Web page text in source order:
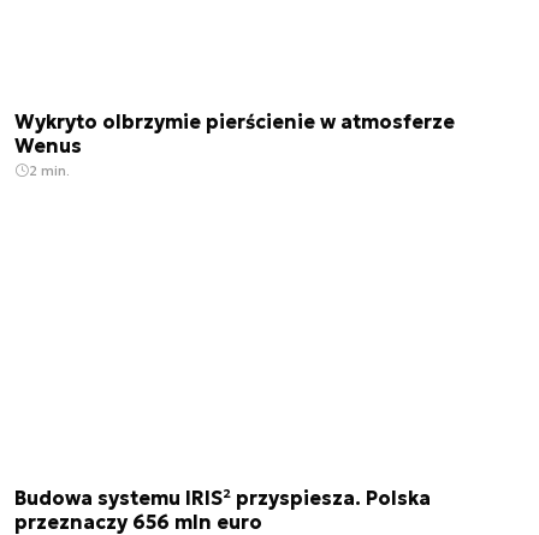
Wykryto olbrzymie pierścienie w atmosferze
Wenus
2 min.
Budowa systemu IRIS² przyspiesza. Polska
przeznaczy 656 mln euro